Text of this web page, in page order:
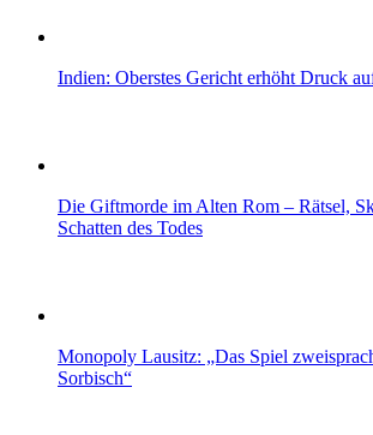
Indien: Oberstes Gericht erhöht Druck
Die Giftmorde im Alten Rom – Rätsel,
Schatten des Todes
Monopoly Lausitz: „Das Spiel
Sorbisch“